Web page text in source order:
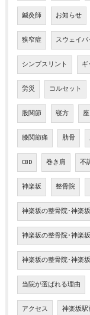
鍼灸師 お知らせ
狭窄症 スウェイバ
シンプスリント
労災 コルセット
股関節 寝方
膝関節痛 肋骨
CBD 巻き肩 不
神楽坂 整骨院
神楽坂の整骨院･神楽
神楽坂の整骨院･神楽
神楽坂の整骨院･神楽
当院が選ばれる理由
アクセス 神楽坂